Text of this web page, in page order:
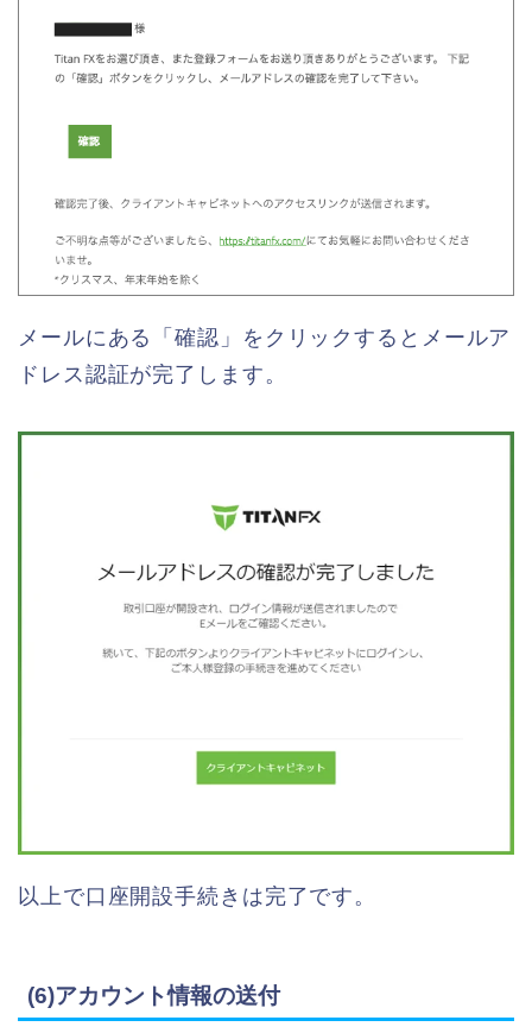
メールにある「確認」をクリックするとメールア
ドレス認証が完了します。
以上で口座開設手続きは完了です。
(6)アカウント情報の送付